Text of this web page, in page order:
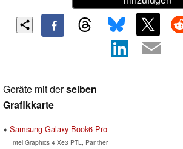
Geräte mit derselben
Grafikkarte
Samsung Galaxy Book6 Pro
Intel Graphics 4 Xe3 PTL, Panther